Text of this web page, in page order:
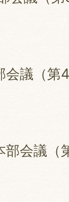
議（第
会議（